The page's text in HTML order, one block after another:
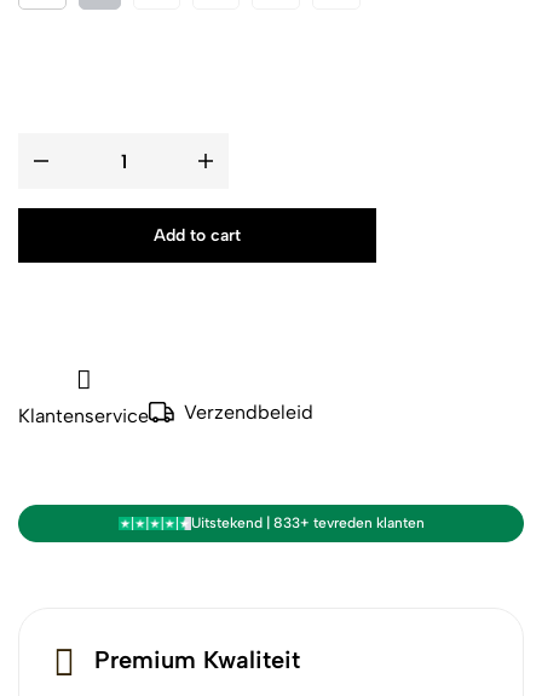
Add to cart
Klantenservice Verzendbeleid
Uitstekend | 833+ tevreden klanten
Premium Kwaliteit